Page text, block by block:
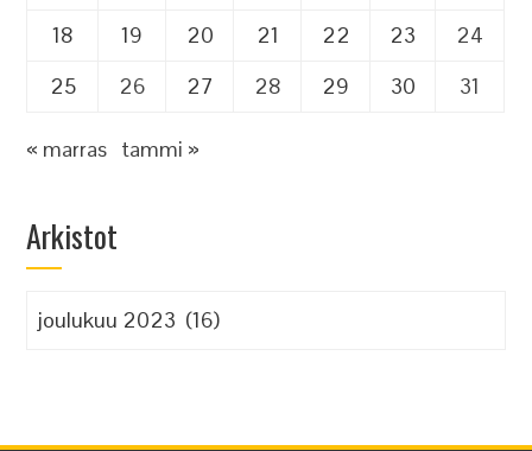
18
19 20 21 22 23
24
25
26 27 28 29 30 31
« marras tammi »
Arkistot
Arkistot